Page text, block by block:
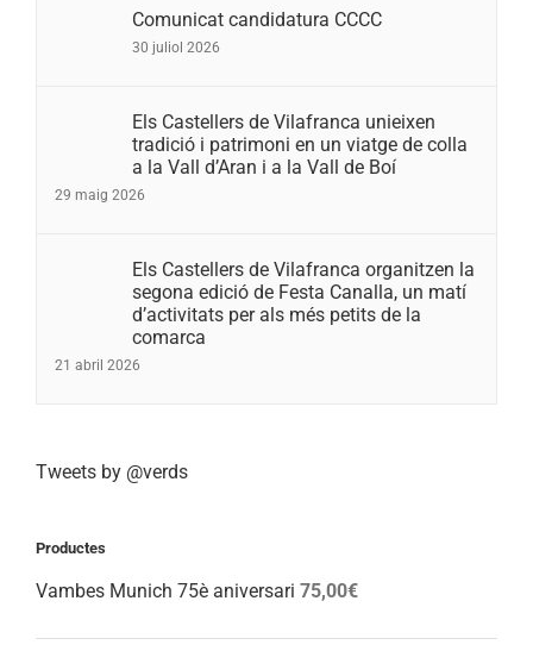
Comunicat candidatura CCCC
30 juliol 2026
Els Castellers de Vilafranca unieixen
tradició i patrimoni en un viatge de colla
a la Vall d’Aran i a la Vall de Boí
29 maig 2026
Els Castellers de Vilafranca organitzen la
segona edició de Festa Canalla, un matí
d’activitats per als més petits de la
comarca
21 abril 2026
Tweets by @verds
Productes
Vambes Munich 75è aniversari 75,00€